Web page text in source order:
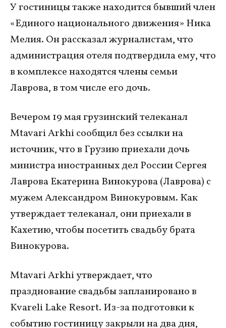
У гостиницы также находится бывший член
«Единого национального движения» Ника
Мелия. Он рассказал журналистам, что
администрация отеля подтвердила ему, что
в комплексе находятся члены семьи
Лаврова, в том числе его дочь.
Вечером 19 мая грузинский телеканал
Mtavari Arkhi сообщил без ссылки на
источник, что в Грузию приехали дочь
министра иностранных дел России Сергея
Лаврова Екатерина Винокурова (Лаврова) с
мужем Александром Винокуровым. Как
утверждает телеканал, они приехали в
Кахетию, чтобы посетить свадьбу брата
Винокурова.
Mtavari Arkhi утверждает, что
празднование свадьбы запланировано в
Kvareli Lake Resort. Из-за подготовки к
событию гостиницу закрыли на два дня,